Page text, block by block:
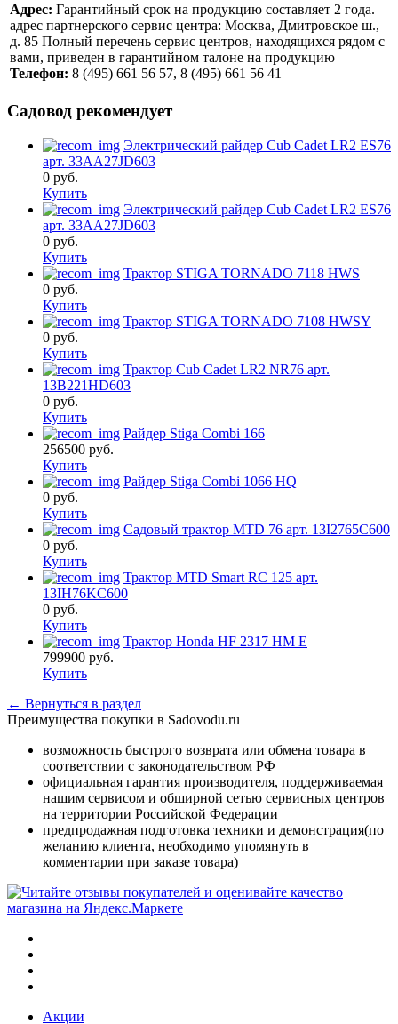
Адрес: Гарантийный срок на продукцию составляет 2 года.
адрес партнерского сервис центра: Москва, Дмитровское ш.,
д. 85 Полный перечень сервис центров, находящихся рядом с
вами, приведен в гарантийном талоне на продукцию
Телефон: 8 (495) 661 56 57, 8 (495) 661 56 41
Садовод рекомендует
Электрический райдер Cub Cadet LR2 ES76
арт. 33AA27JD603
0 руб.
Купить
Электрический райдер Cub Cadet LR2 ES76
арт. 33AA27JD603
0 руб.
Купить
Трактор STIGA TORNADO 7118 HWS
0 руб.
Купить
Трактор STIGA TORNADO 7108 HWSY
0 руб.
Купить
Трактор Cub Cadet LR2 NR76 арт.
13B221HD603
0 руб.
Купить
Райдер Stiga Combi 166
256500 руб.
Купить
Райдер Stiga Combi 1066 HQ
0 руб.
Купить
Садовый трактор MTD 76 арт. 13I2765C600
0 руб.
Купить
Трактор MTD Smart RC 125 арт.
13IH76KC600
0 руб.
Купить
Трактор Honda HF 2317 HM E
799900 руб.
Купить
← Вернуться в раздел
Преимущества покупки в Sadovodu.ru
возможность быстрого возврата или обмена товара в
соответствии с законодательством РФ
официальная гарантия производителя, поддерживаемая
нашим сервисом и обширной сетью сервисных центров
на территории Российской Федерации
предпродажная подготовка техники и демонстрация(по
желанию клиента, необходимо упомянуть в
комментарии при заказе товара)
Акции